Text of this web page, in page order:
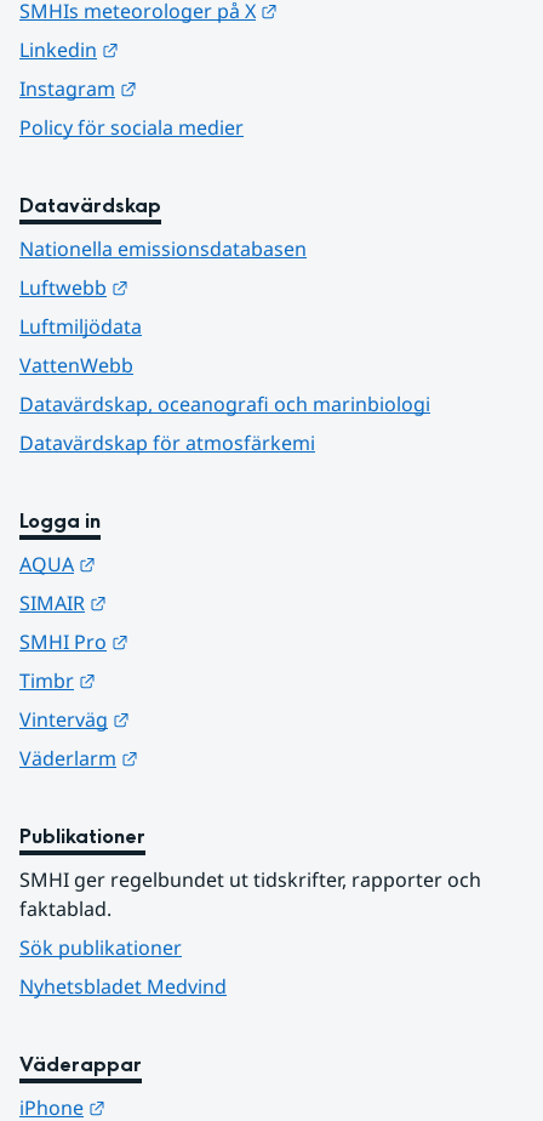
SMHIs meteorologer på X
Linkedin
Instagram
Policy för sociala medier
Datavärdskap
Nationella emissionsdatabasen
Luftwebb
Luftmiljödata
VattenWebb
Datavärdskap, oceanografi och marinbiologi
Datavärdskap för atmosfärkemi
Logga in
AQUA
SIMAIR
SMHI Pro
Timbr
Vinterväg
Väderlarm
Publikationer
SMHI ger regelbundet ut tidskrifter, rapporter och
faktablad.
Sök publikationer
Nyhetsbladet Medvind
Väderappar
iPhone